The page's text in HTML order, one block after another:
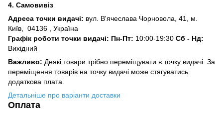
4. Самовивіз
Адреса точки видачі: вул. В'ячеслава Чорновола, 41, м.
Київ,
04136 , Україна
Графік роботи точки видачі: Пн-Пт: 10:00-19:30 Сб - Нд:
Вихідний
Важливо: Деякі товари трібно переміщувати в точку видачі. За
переміщення товарів на точку видачі може стягуватись
додаткова плата.
Детальніше про варіанти доставки
Оплата